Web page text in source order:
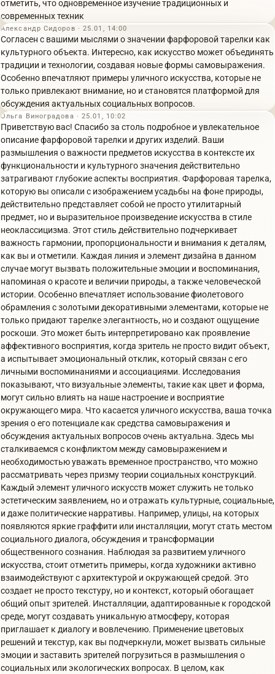
отметить, что одновременное изучение традиционных и
современных техник
Александр Сидоров · 25.01, 14:00
Согласен с вашими мыслями о значении фарфоровой тарелки как
культурного объекта. Интересно, как искусство может объединять
традиции и технологии, создавая новые формы самовыражения.
Особенно впечатляют примеры уличного искусства, которые не
только привлекают внимание, но и становятся платформой для
обсуждения актуальных социальных вопросов.
Ольга Виноградова · 25.01, 10:02
Приветствую вас! Спасибо за столь подробное и увлекательное
описание фарфоровой тарелки и других изделий. Ваши
размышления о важности предметов искусства в контексте их
функциональности и культурного значения действительно
затрагивают глубокие аспекты восприятия. Фарфоровая тарелка,
которую вы описали с изображением усадьбы на фоне природы,
действительно представляет собой не просто утилитарный
предмет, но и выразительное произведение искусства в стиле
неоклассицизма. Этот стиль действительно подчеркивает
важность гармонии, пропорциональности и внимания к деталям,
как вы и отметили. Каждая линия и элемент дизайна в данном
случае могут вызвать положительные эмоции и воспоминания,
напоминая о красоте и величии природы, а также человеческой
истории. Особенно впечатляет использование фиолетового
обрамления с золотыми декоративными элементами, которые не
только придают тарелке элегантность, но и создают ощущение
роскоши. Это может быть интерпретировано как проявление
аффективного восприятия, когда зритель не просто видит объект,
а испытывает эмоциональный отклик, который связан с его
личными воспоминаниями и ассоциациями. Исследования
показывают, что визуальные элементы, такие как цвет и форма,
могут сильно влиять на наше настроение и восприятие
окружающего мира. Что касается уличного искусства, ваша точка
зрения о его потенциале как средства самовыражения и
обсуждения актуальных вопросов очень актуальна. Здесь мы
сталкиваемся с конфликтом между самовыражением и
необходимостью уважать временное пространство, что можно
рассматривать через призму теории социальных конструкций.
Каждый элемент уличного искусств может служить не только
эстетическим заявлением, но и отражать культурные, социальные,
и даже политические нарративы. Например, улицы, на которых
появляются яркие граффити или инсталляции, могут стать местом
социального диалога, обсуждения и трансформации
общественного сознания. Наблюдая за развитием уличного
искусства, стоит отметить примеры, когда художники активно
взаимодействуют с архитектурой и окружающей средой. Это
создает не просто текстуру, но и контекст, который обогащает
общий опыт зрителей. Инсталляции, адаптированные к городской
среде, могут создавать уникальную атмосферу, которая
приглашает к диалогу и вовлечению. Применение цветовых
решений и текстур, как вы подчеркнули, может вызвать сильные
эмоции и заставить зрителей погрузиться в размышления о
социальных или экологических вопросах. В целом, как